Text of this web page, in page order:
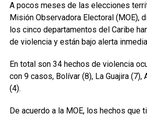
A pocos meses de las elecciones
Misión Observadora Electoral (MOE),
los cinco departamentos del Caribe
de violencia y están bajo alerta
En total son 34 hechos de violencia
con 9 casos, Bolívar (8), La Guajira (7),
(4).
De acuerdo a la MOE, los hechos que